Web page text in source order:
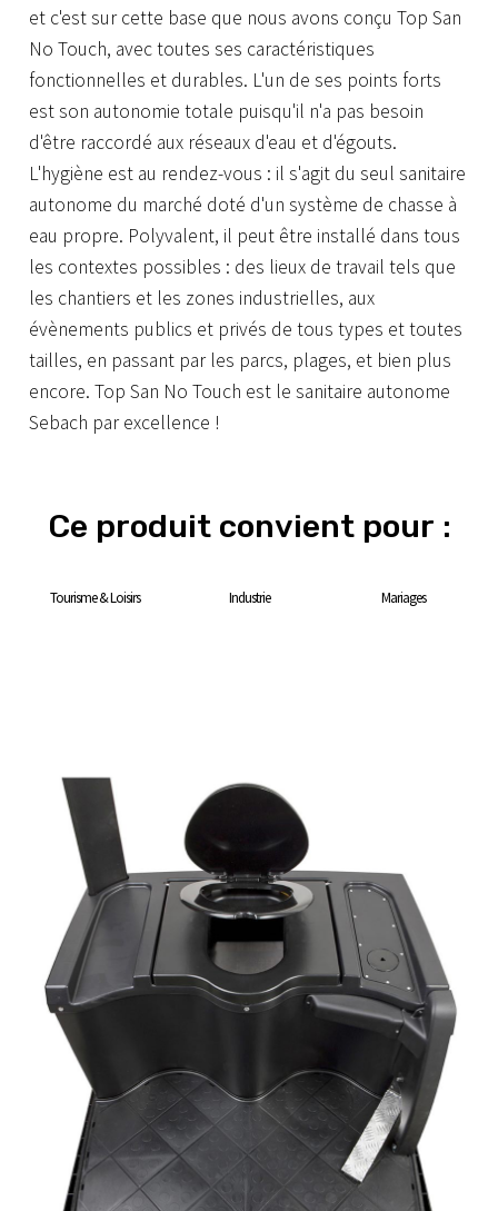
et c'est sur cette base que nous avons conçu Top San
No Touch, avec toutes ses caractéristiques
fonctionnelles et durables. L'un de ses points forts
est son autonomie totale puisqu'il n'a pas besoin
d'être raccordé aux réseaux d'eau et d'égouts.
L'hygiène est au rendez-vous : il s'agit du seul sanitaire
autonome du marché doté d'un système de chasse à
eau propre. Polyvalent, il peut être installé dans tous
les contextes possibles : des lieux de travail tels que
les chantiers et les zones industrielles, aux
évènements publics et privés de tous types et toutes
tailles, en passant par les parcs, plages, et bien plus
encore. Top San No Touch est le sanitaire autonome
Sebach par excellence !
Ce produit convient pour :
Tourisme & Loisirs Industrie Mariages